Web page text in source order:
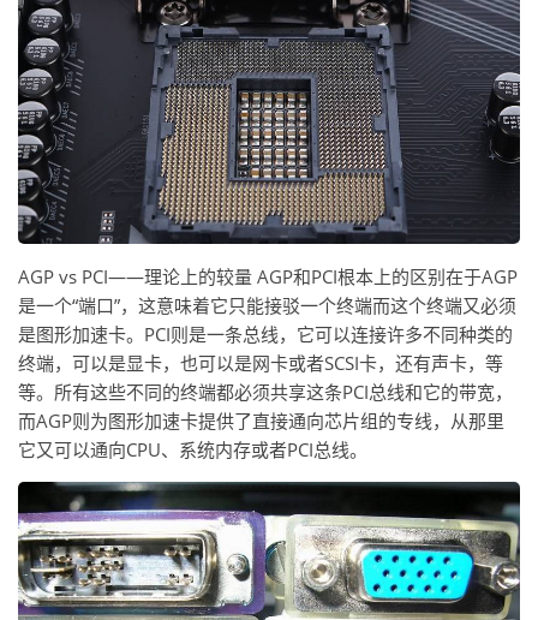
AGP vs PCI——理论上的较量 AGP和PCI根本上的区别在于AGP
是一个“端口”，这意味着它只能接驳一个终端而这个终端又必须
是图形加速卡。PCI则是一条总线，它可以连接许多不同种类的
终端，可以是显卡，也可以是网卡或者SCSI卡，还有声卡，等
等。所有这些不同的终端都必须共享这条PCI总线和它的带宽，
而AGP则为图形加速卡提供了直接通向芯片组的专线，从那里
它又可以通向CPU、系统内存或者PCI总线。